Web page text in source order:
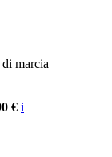
marcia
€ i